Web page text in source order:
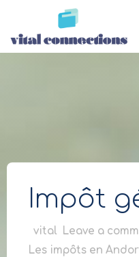
content
Impôt
vital Leave a
Les impôts en